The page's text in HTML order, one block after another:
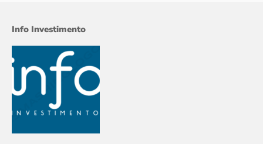
Info Investimento